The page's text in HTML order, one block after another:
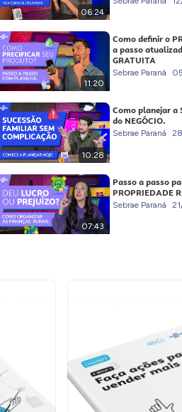
06:24
11:20
Como definir o
a passo
GRATUITA
Sebrae Paraná
10:28
Como planejar a
do NEGÓCIO.
Sebrae Paraná
07:43
Passo a passo
PROPRIEDADE
Sebrae Paraná